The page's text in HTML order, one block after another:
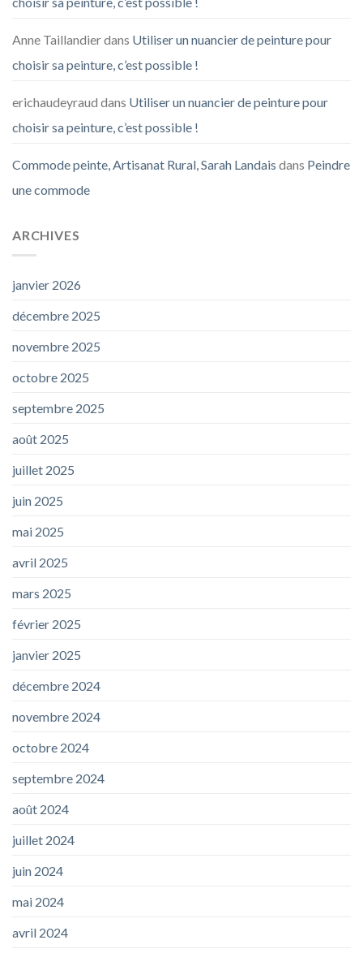
Anne Taillandierdans Utiliser un nuancier de peinture pour
choisir sa peinture, c’est possible !
erichaudeyraud dans Utiliser un nuancier de peinture pour
choisir sa peinture, c’est possible !
Commode peinte, Artisanat Rural, Sarah Landais dans Peindre
une commode
ARCHIVES
janvier 2026
décembre 2025
novembre 2025
octobre 2025
septembre 2025
août 2025
juillet 2025
juin 2025
mai 2025
avril 2025
mars 2025
février 2025
janvier 2025
décembre 2024
novembre 2024
octobre 2024
septembre 2024
août 2024
juillet 2024
juin 2024
mai 2024
avril 2024